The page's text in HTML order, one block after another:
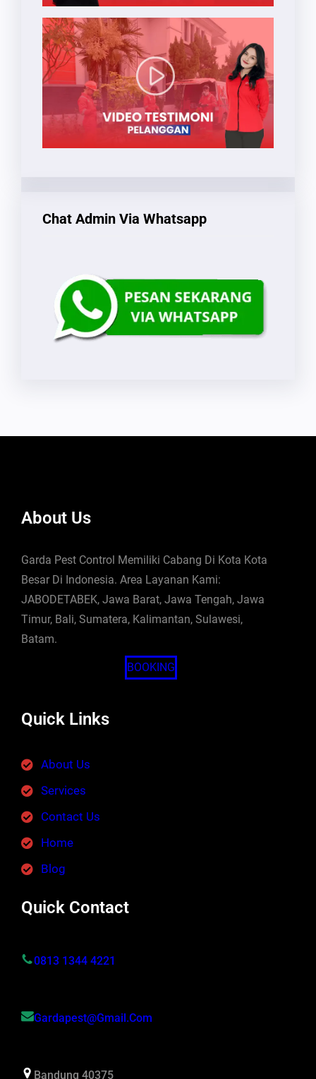
Chat Admin Via Whatsapp
About Us
Garda Pest Control Memiliki Cabang Di Kota Kota
Besar Di Indonesia. Area Layanan Kami:
JABODETABEK, Jawa Barat, Jawa Tengah, Jawa
Timur, Bali, Sumatera, Kalimantan, Sulawesi,
Batam.
BOOKING
Quick Links
About Us
Services
Contact Us
Home
Blog
Quick Contact
0813 1344 4221
Gardapest@gmail.com
Bandung 40375